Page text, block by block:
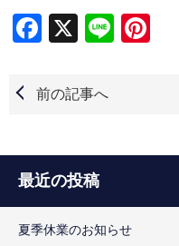
Facebook
X Line
前の記事へ
最近の投稿
夏季休業のお知らせ